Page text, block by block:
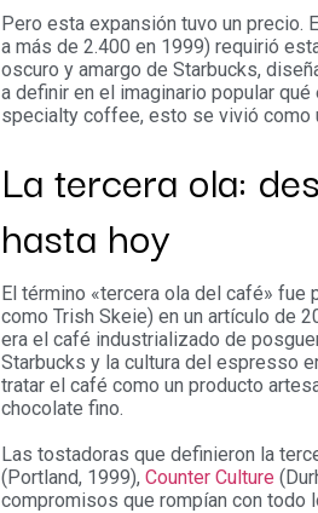
Pero esta expansión tuvo un precio.
a más de 2.400 en 1999) requirió
oscuro y amargo de Starbucks,
a definir en el imaginario popular qué
specialty coffee, esto se vivió como
La tercera ola:
hasta hoy
El término «tercera ola del café» fue
como Trish Skeie) en un artículo de
era el café industrializado de
Starbucks y la cultura del espresso
tratar el café como un producto
chocolate fino.
Las tostadoras que definieron la
(Portland, 1999),Counter Culture
compromisos que rompían con todo